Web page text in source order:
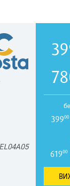
39900
61900